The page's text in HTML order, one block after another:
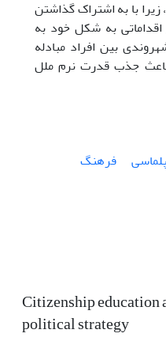
با به اشتراک گذاشتن
به شکل خود به
بین افراد مبادله
جذب قدرت نرم ملل
فرهنگ
Citizenship education
political strategy